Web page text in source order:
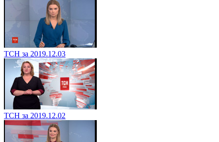
ТСН за 2019.12.03
ТСН за 2019.12.02